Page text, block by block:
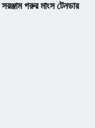
সরঞ্জাম গরুর মাংস টেনডার